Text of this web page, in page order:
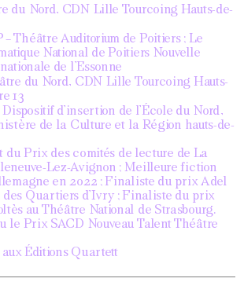
du Nord, CDN Lille Tourcoing Hauts-de-
– Théâtre Auditorium de Poitiers ; Le
National de Poitiers Nouvelle
de l’Essonne
du Nord, CDN Lille Tourcoing Hauts-
13
Dispositif d’insertion de l’École du Nord,
de la Culture et la Région hauts-de-
du Prix des comités de lecture de La
Lez-Avignon ; Meilleure fiction
en 2022 ; Finaliste du prix Adel
Quartiers d’Ivry ; Finaliste du prix
au Théâtre National de Strasbourg.
le Prix SACD Nouveau Talent Théâtre
Éditions Quartett